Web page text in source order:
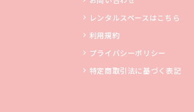
レンタルスペースはこちら
利用規約
プライバシーポリシー
特定商取引法に基づく表記